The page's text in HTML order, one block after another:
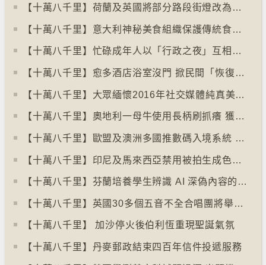
【十萬八千里】荷蘭及英國將部分路段街燈改為紅色
【十萬八千里】意大利神秘美食組織保護傳統食物、烹飪方法和菜餚
【十萬八千里】忙碌成年人以「行政之夜」互相督促完成擱置私務
【十萬八千里】愈多酒店浴室沒門 掀民間「恢復浴室門」倡議運動
【十萬八千里】大眾緬懷2016年社交媒體純真美好體驗
【十萬八千里】奧地利一母牛使用長柄刷抓癢 獲科學家確定懂得使用工具
【十萬八千里】歐盟及澳洲多國推數碼入境系統 毋須護照蓋章
【十萬八千里】印尼及馬來西亞禁用被拍生成色情影像的人工智能平台Grok
【十萬八千里】芬蘭培養學生辨識 AI 深偽內容的能力
【十萬八千里】英國30多個五音不全合唱團將舉行十周年誌慶
【十萬八千里】 加沙停火後伯利恆重現聖誕氣氛
【十萬八千里】丹麥郵政結束四百年信件投遞服務